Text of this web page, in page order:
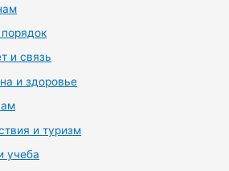
и связь
и здоровье
и туризм
учеба